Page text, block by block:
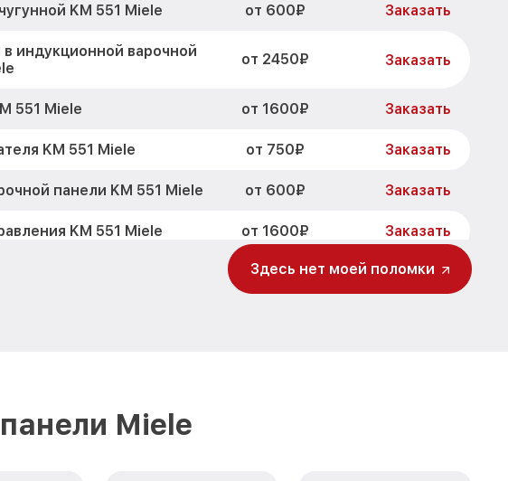
KM 551 Miele от 600₽ Заказать
индукционной варочной
от 2450₽ Заказать
551 Miele от 1600₽ Заказать
KM 551 Miele от 750₽ Заказать
панели KM 551 Miele от 600₽ Заказать
KM 551 Miele от 1600₽ Заказать
от 1900₽ Заказать
Здесь нет моей поломки
Miele